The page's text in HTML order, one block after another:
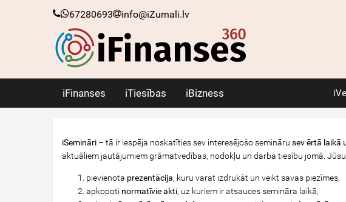
67280693 info@iZurnali.lv
iFinanses iTiesības iBizness
iSemināri – tā ir iespēja noskatīties sev interesējošo semināru sev ērtā laikā
aktuāliem jautājumiem grāmatvedības, nodokļu un darba tiesību jomā.
pievienota prezentācija, kuru varat izdrukāt un veikt savas piezīmes,
apkopoti normatīvie akti, uz kuriem ir atsauces semināra laikā,